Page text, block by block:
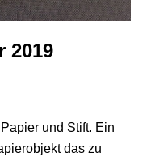
2019
und Stift. Ein
das zu